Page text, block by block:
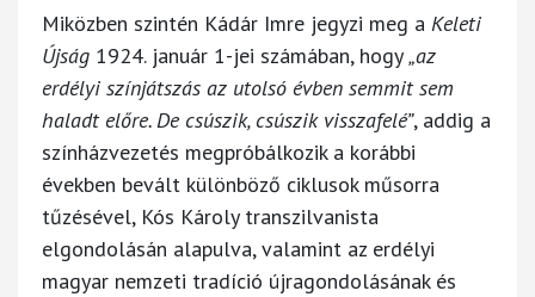
Miközben szintén Kádár Imre jegyzi meg a Keleti
Újság 1924. január 1-jei számában, hogy„az
erdélyi színjátszás az utolsó évben semmit sem
haladt előre. De csúszik, csúszik visszafelé”, addig a
színházvezetés megpróbálkozik a korábbi
években bevált különböző ciklusok műsorra
tűzésével, Kós Károly transzilvanista
elgondolásán alapulva, valamint az erdélyi
magyar nemzeti tradíció újragondolásának és